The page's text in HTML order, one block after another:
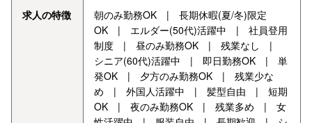
求人の特徴
朝のみ勤務OK | 長期休暇(夏/冬)限定
OK | エルダー(50代)活躍中 | 社員登用
制度 | 昼のみ勤務OK | 残業なし |
シニア(60代)活躍中 | 即日勤務OK | 単
発OK | 夕方のみ勤務OK | 残業少な
め | 外国人活躍中 | 髪型自由 | 短期
OK | 夜のみ勤務OK | 残業多め | 女